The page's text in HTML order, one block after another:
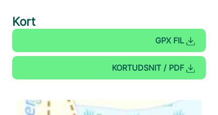
Kort
GPX FIL
KORTUDSNIT / PDF